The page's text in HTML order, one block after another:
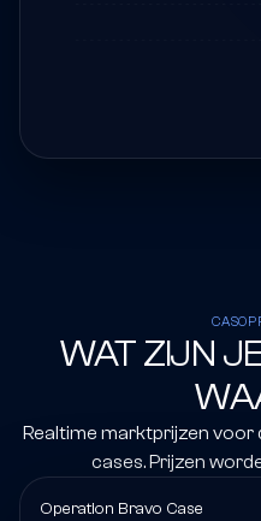
WAT ZIJN
Realtime marktprijzen voor
cases. Prijzen
Operation Bravo Case